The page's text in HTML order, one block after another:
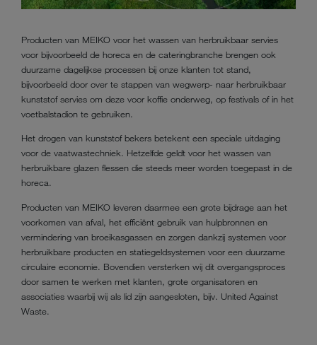
Producten van MEIKO voor het wassen van herbruikbaar servies
voor bijvoorbeeld de horeca en de cateringbranche brengen ook
duurzame dagelijkse processen bij onze klanten tot stand,
bijvoorbeeld door over te stappen van wegwerp- naar herbruikbaar
kunststof servies om deze voor koffie onderweg, op festivals of in het
voetbalstadion te gebruiken.
Het drogen van kunststof bekers betekent een speciale uitdaging
voor de vaatwastechniek. Hetzelfde geldt voor het wassen van
herbruikbare glazen flessen die steeds meer worden toegepast in de
horeca.
Producten van MEIKO leveren daarmee een grote bijdrage aan het
voorkomen van afval, het efficiënt gebruik van hulpbronnen en
vermindering van broeikasgassen en zorgen dankzij systemen voor
herbruikbare producten en statiegeldsystemen voor een duurzame
circulaire economie. Bovendien versterken wij dit overgangsproces
door samen te werken met klanten, grote organisatoren en
associaties waarbij wij als lid zijn aangesloten, bijv. United Against
Waste.